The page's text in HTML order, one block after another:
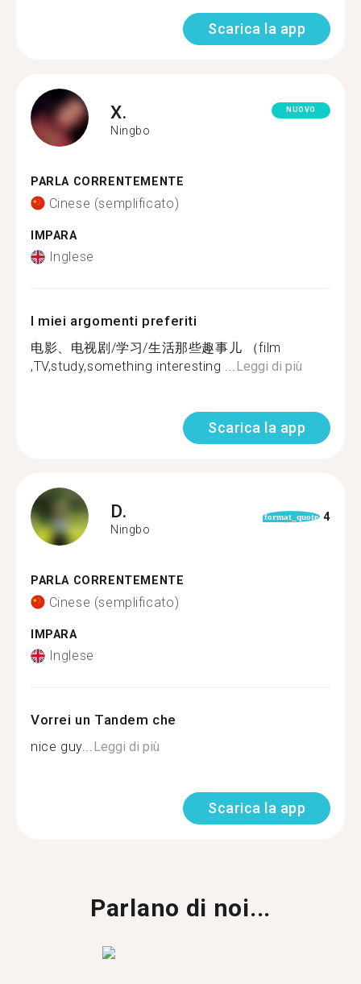
Scarica la app
X.
Ningbo
NUOVO
PARLA CORRENTEMENTE
Cinese (semplificato)
IMPARA
Inglese
I miei argomenti preferiti
电影、电视剧/学习/生活那些趣事儿 （film
,TV,study,something interesting ...Leggi di più
Scarica la app
D.
Ningbo
format_quote 4
PARLA CORRENTEMENTE
Cinese (semplificato)
IMPARA
Inglese
Vorrei un Tandem che
nice guy...Leggi di più
Scarica la app
Parlano di noi...